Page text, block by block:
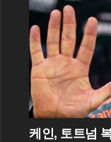
케인, 토트넘